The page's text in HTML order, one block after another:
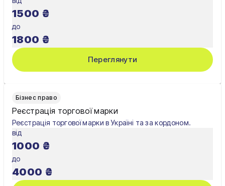
1500 ₴
до
1800 ₴
Переглянути
Бізнес право
Реєстрація торгової марки
Реєстрація торгової марки в Україні та за кордоном.
від
1000 ₴
до
4000 ₴